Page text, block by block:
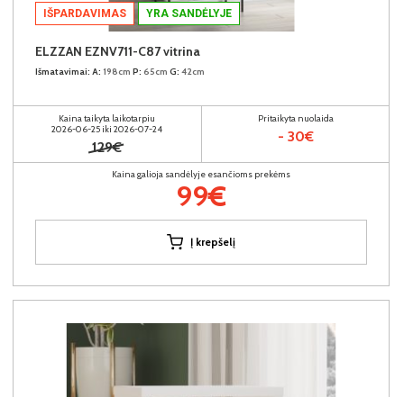
IŠPARDAVIMAS YRA SANDĖLYJE
ELZZAN EZNV711-C87 vitrina
Išmatavimai: A: 198cm P: 65cm G: 42cm
Kaina taikyta laikotarpiu
2026-06-25 iki 2026-07-24
129€
Pritaikyta nuolaida
- 30€
Kaina galioja sandėlyje esančioms prekėms
99€
Į krepšelį